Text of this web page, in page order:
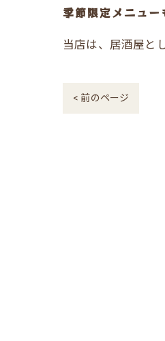
季節限定メニュー
当店は、居酒屋と
< 前のページ